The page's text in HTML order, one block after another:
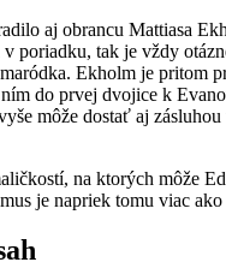
aj obrancu Mattiasa
poriadku, tak je vždy
Ekholm je pritom
do prvej dvojice k
môže dostať aj zásluhou
na ktorých môže
je napriek tomu viac